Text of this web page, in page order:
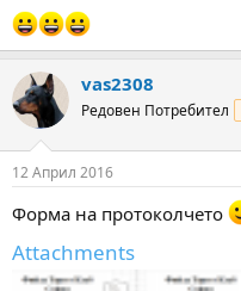
vas2308
Редовен Потребител
12 Април 2016
Форма на протоколчето
Attachments